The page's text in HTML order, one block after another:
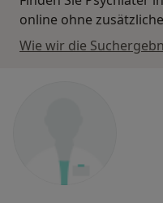
online ohne
Wie wir die